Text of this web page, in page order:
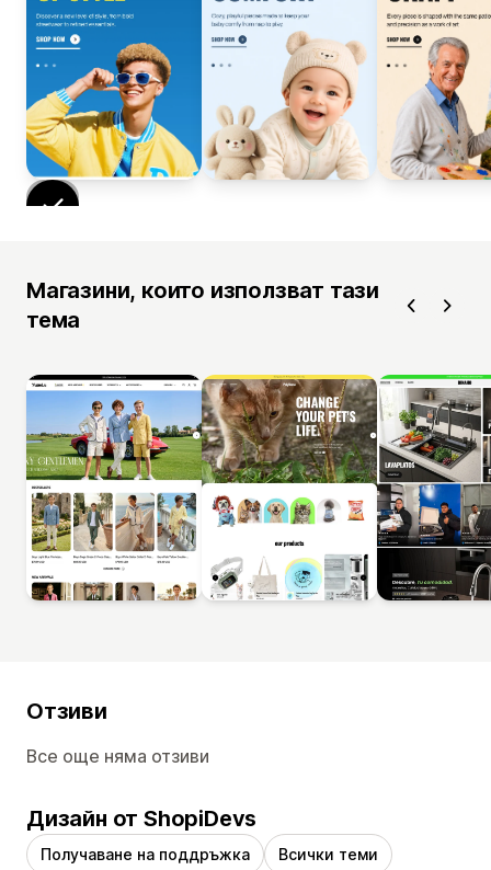
Магазини, които използват тази
тема
Отзиви
Все още няма отзиви
Дизайн от ShopiDevs
Получаване на поддръжка Всички теми